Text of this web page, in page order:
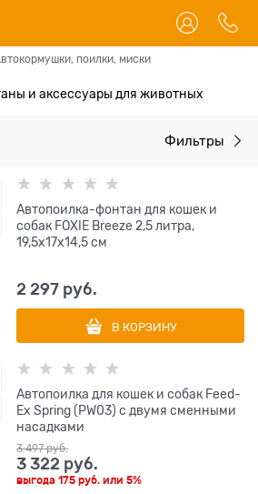
поилки, миски
и аксессуары для животных
Фильтры
Автопоилка-фонтан для кошек и
собак FOXIE Breeze 2,5 литра,
19,5х17х14,5 см
2 297 руб.
В КОРЗИНУ
Автопоилка для кошек и собак Feed-
Ex Spring (PW03) с двумя сменными
насадками
3 497 руб.
3 322 руб.
выгода175 руб. или5%